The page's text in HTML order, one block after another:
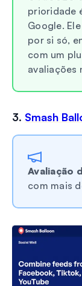
prioridade
Google.
por si só,
com um
avaliações
3. Smash
Avaliação
com mais